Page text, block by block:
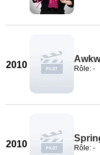
2010 Rôle: -
2010 Rôle: -